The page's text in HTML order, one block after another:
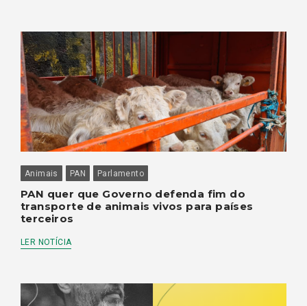
Animais PAN Parlamento
PAN quer que Governo defenda fim do
transporte de animais vivos para países
terceiros
LER NOTÍCIA